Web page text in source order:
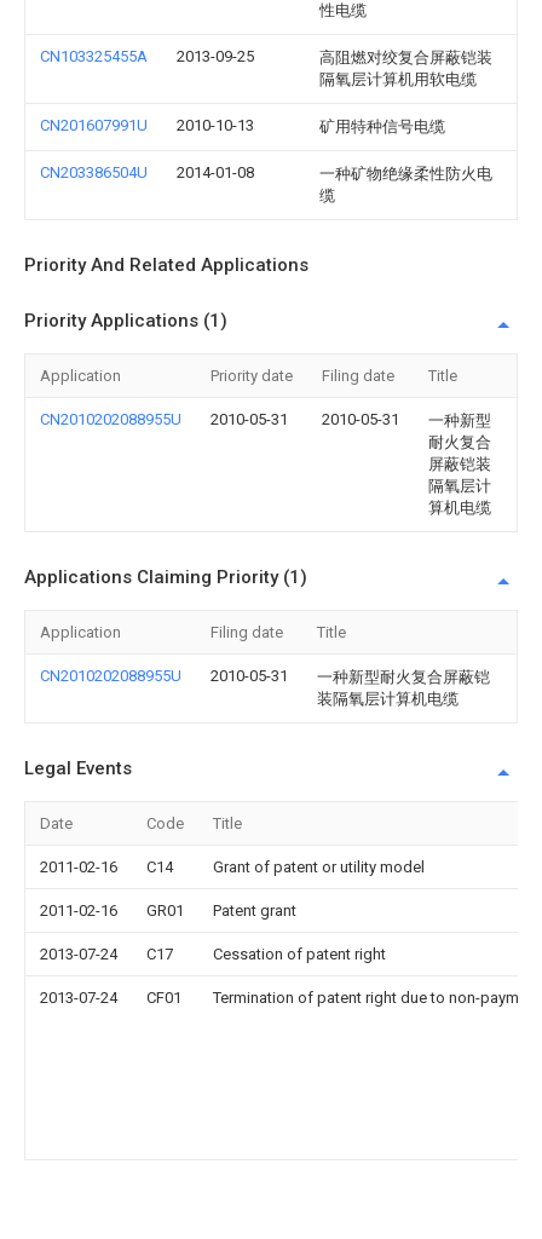
性电缆
CN103325455A 2013-09-25
高阻燃对绞复合屏蔽铠装
隔氧层计算机用软电缆
CN201607991U 2010-10-13 矿用特种信号电缆
CN203386504U 2014-01-08
一种矿物绝缘柔性防火电
缆
Priority And Related Applications
Priority Applications (1)
Application Priority date Filing date Title
CN2010202088955U 2010-05-31 2010-05-31
一种新型
耐火复合
屏蔽铠装
隔氧层计
算机电缆
Applications Claiming Priority (1)
Application Filing date Title
CN2010202088955U 2010-05-31
一种新型耐火复合屏蔽铠
装隔氧层计算机电缆
Legal Events
Date Code Title
2011-02-16 C14 Grant of patent or utility model
2011-02-16 GR01 Patent grant
2013-07-24 C17 Cessation of patent right
2013-07-24 CF01 Termination of patent right due to non-